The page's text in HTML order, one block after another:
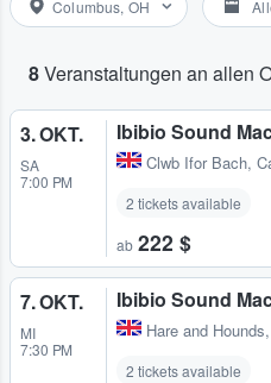
Columbus, OH
8Veranstaltungen an allen
3. OKT.
SA
7:00 PM
Ibibio Sound
Clwb Ifor Bach,
2 tickets available
ab 222 $
7. OKT.
MI
7:30 PM
Ibibio Sound
Hare and Hounds,
2 tickets available